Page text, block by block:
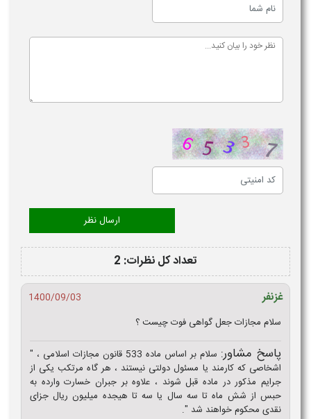
تعداد کل نظرات: 2
غزنفر
1400/09/03
سلام مجازات جعل گواهی فوت چیست ؟
پاسخ مشاور:
سلام بر اساس ماده 533 قانون مجازات اسلامی ، "
اشخاصی که کارمند یا مسئول دولتی نیستند ، هر گاه مرتکب یکی از
جرایم مذکور در ماده قبل شوند ، علاوه بر جبران خسارت وارده به‌
حبس از شش ماه تا سه سال یا سه تا هیجده میلیون ریال جزای
نقدی محکوم خواهند شد ".